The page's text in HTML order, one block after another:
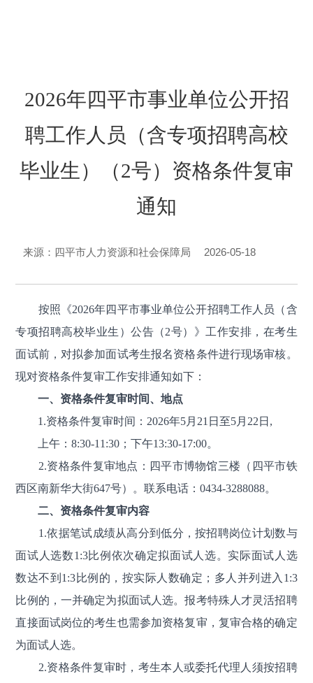
2026年四平市事业单位公开招
聘工作人员（含专项招聘高校
毕业生）（2号）资格条件复审
通知
来源：四平市人力资源和社会保障局 2026-05-18
按照《2026年四平市事业单位公开招聘工作人员（含
专项招聘高校毕业生）公告（2号）》工作安排，在考生
面试前，对拟参加面试考生报名资格条件进行现场审核。
现对资格条件复审工作安排通知如下：
一、资格条件复审时间、地点
1.资格条件复审时间：2026年5月21日至5月22日,
上午：8:30-11:30；下午13:30-17:00。
2.资格条件复审地点：四平市博物馆三楼（四平市铁
西区南新华大街647号）。联系电话：0434-3288088。
二、资格条件复审内容
1.依据笔试成绩从高分到低分，按招聘岗位计划数与
面试人选数1:3比例依次确定拟面试人选。实际面试人选
数达不到1:3比例的，按实际人数确定；多人并列进入1:3
比例的，一并确定为拟面试人选。报考特殊人才灵活招聘
直接面试岗位的考生也需参加资格复审，复审合格的确定
为面试人选。
2.资格条件复审时，考生本人或委托代理人须按招聘